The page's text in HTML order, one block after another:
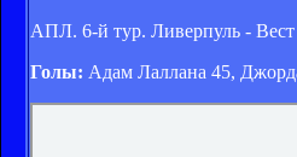
АПЛ. 6-й тур. Ливерпуль - Вест
Голы: Адам Лаллана 45,